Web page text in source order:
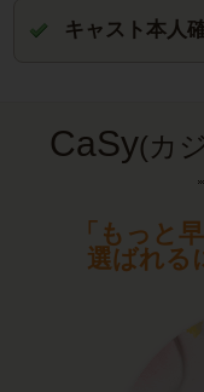
キャスト本人
CaSy(カ
「もっと
選ばれる